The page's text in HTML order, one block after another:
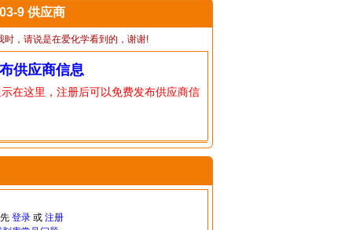
9 供应商
时，请说是在爱化学看到的，谢谢!
供应商信息
在这里，注册后可以免费发布供应商信
登录或 注册